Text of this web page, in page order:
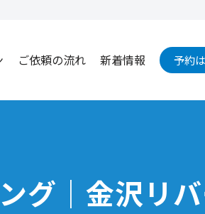
ご依頼の流れ 新着情報 予約
グ｜金沢リバ